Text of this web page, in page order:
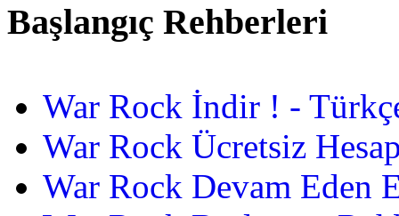
Başlangıç Rehberleri
War Rock İndir ! -
War Rock Ücretsiz
War Rock Devam Eden